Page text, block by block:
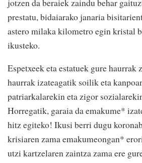
prestatu, bidaiarako janaria
astero milaka kilometro egin kristal
ikusteko.
Espetxeek eta estatuek gure
haurrak izateagatik soilik eta
patriarkalarekin eta zigor
Horregatik, garaia da emakume*
hitz egiteko! Ikusi berri dugu
krisiaren zama emakumeongan*
utzi kartzelaren zaintza zama ere